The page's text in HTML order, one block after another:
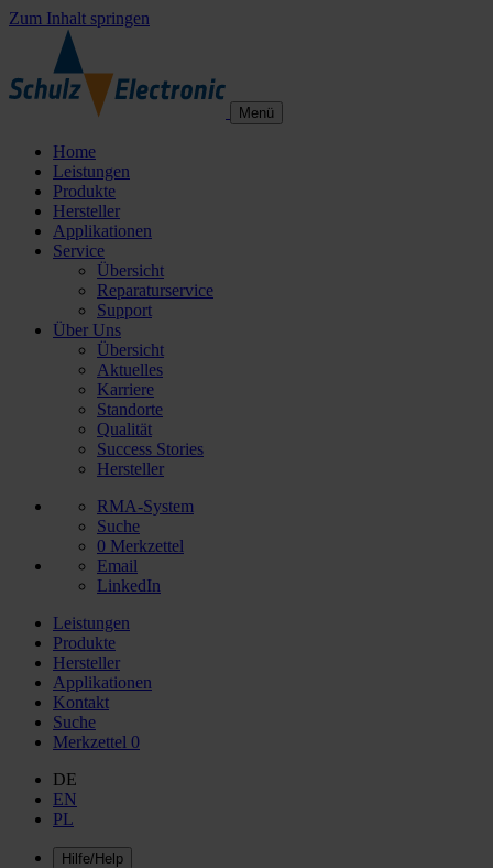
Zum Inhalt springen
Menü
Home
Leistungen
Produkte
Hersteller
Applikationen
Service
Übersicht
Reparaturservice
Support
Über Uns
Übersicht
Aktuelles
Karriere
Standorte
Qualität
Success Stories
Hersteller
RMA-System
Suche
0 Merkzettel
Email
LinkedIn
Leistungen
Produkte
Hersteller
Applikationen
Kontakt
Suche
Merkzettel 0
DE
EN
PL
Hilfe/Help